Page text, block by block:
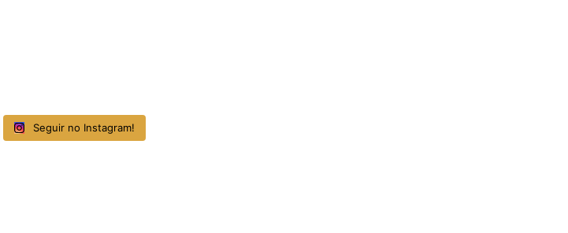
Seguir no Instagram!